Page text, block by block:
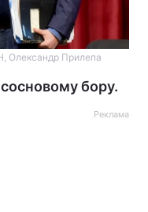
Олександр Прилепа
бору.
Реклама